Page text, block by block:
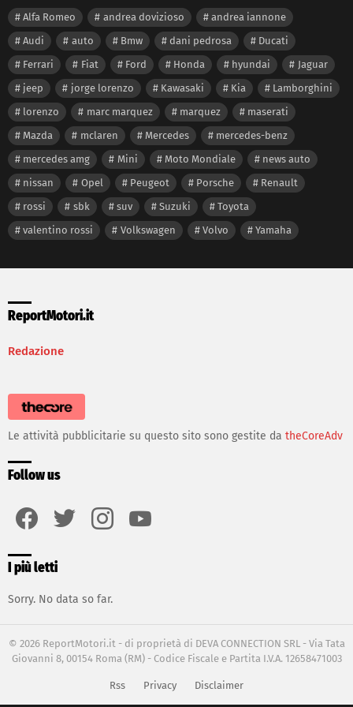
Alfa Romeo andrea dovizioso
andrea iannone
Audi
auto Bmw dani pedrosa
Ducati
Ferrari
Fiat Ford Honda hyundai
Jaguar
jeep
jorge lorenzo Kawasaki Kia
Lamborghini
lorenzo
marc marquez marquez
maserati
Mazda
mclaren Mercedes
mercedes-benz
mercedes amg
Mini Moto Mondiale
news auto
nissan
Opel Peugeot Porsche
Renault
rossi
sbk suv Suzuki
Toyota
valentino rossi
Volkswagen Volvo Yamaha
ReportMotori.it
Redazione
Le attività pubblicitarie su questo sito sono gestite da theCoreAdv
Follow us
I più letti
Sorry. No data so far.
© 2026 ReportMotori.it - di proprietà di DEVA CONNECTION SRL - Via Tata
Giovanni 8, 00154 Roma (RM) - Codice Fiscale e Partita I.V.A. 12658471003
Rss Privacy Disclaimer